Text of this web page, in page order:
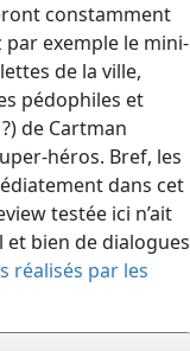
constamment
exemple le mini-
de la ville,
pédophiles et
de Cartman
héros. Bref, les
dans cet
testée ici n’ait
et bien de dialogues
réalisés par les